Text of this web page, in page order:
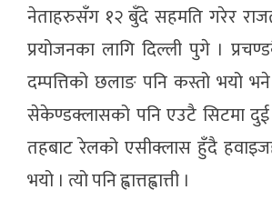
नेताहरुसँग १२ बुँदे सहमति गरेर
प्रयोजनका लागि दिल्ली पुगे ।
दम्पत्तिको छलाङ पनि कस्तो भयो
सेकेण्डक्लासको पनि एउटै सिटमा
तहबाट रेलको एसीक्लास हुँदै
भयो । त्यो पनि ह्वात्तह्वात्ती ।